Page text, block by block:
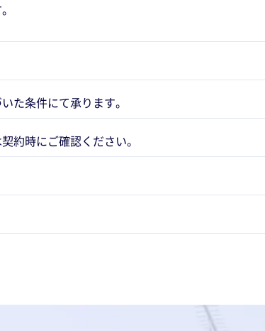
た条件にて承ります。
約時にご確認ください。